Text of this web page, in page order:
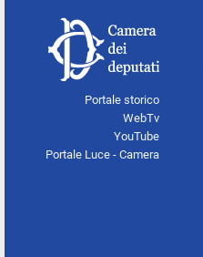
Portale storico
WebTv
YouTube
Portale Luce - Camera